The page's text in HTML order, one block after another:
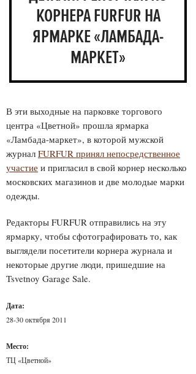
КОРНЕРА FURFUR НА
ЯРМАРКЕ «ЛАМБАДА-
МАРКЕТ»
В эти выходные на парковке торгового
центра «Цветной» прошла ярмарка
«Ламбада-маркет», в которой мужской
журнал FURFUR принял непосредственное
участие и пригласил в свой корнер несколько
московских магазинов и две молодые марки
одежды.
Редакторы FURFUR отправились на эту
ярмарку, чтобы сфотографировать то, как
выглядели посетители корнера журнала и
некоторые другие люди, пришедшие на
Tsvetnoy Garage Sale.
Дата:
28-30 октября 2011
Место:
ТЦ «Цветной»